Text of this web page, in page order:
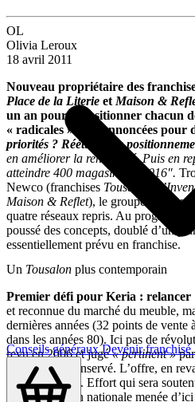
Conseils générauxDevenir franchisé
OL
Olivia Leroux
18 avril 2011
Nouveau propriétaire des
Place de la Literie et Maison &
un an pour repositionner chacun
« radicales » sont annoncées pour
priorités ? Réétudier le
en améliorer la rentabilité. Puis en
atteindre 400 magasins en 2016″.
Newco (franchises Tousalon,
Maison & Reflet), le groupe Keria
quatre réseaux repris. Au
poussé des concepts, doublé d’un
essentiellement prévu en franchise.
Un Tousalon plus contemporain
Premier défi pour Keria : relancer
et reconnue du marché du meuble,
dernières années (32 points de vente
dans les années 80). Ici pas de
revu en 2006 et jugé« pertinent »par
sera a priori conservé. L’offre, en
contemporaine. Effort qui sera
communication nationale menée